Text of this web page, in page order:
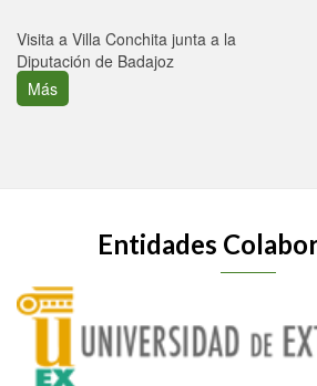
Visita a Villa Conchita junta a la
Diputación de Badajoz
Más
Entidades